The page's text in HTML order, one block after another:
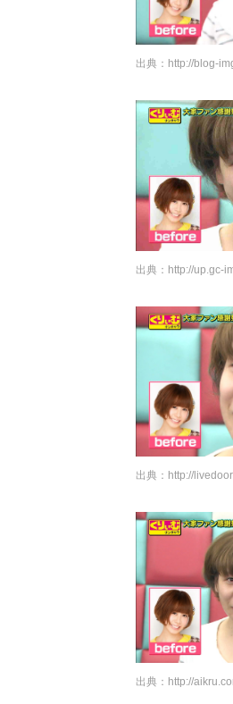
出典： http://blog-
出典： http://up.gc-
出典： http://
出典： http://